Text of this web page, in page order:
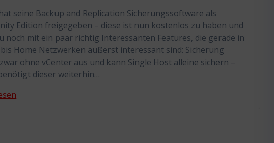
seine Backup and Replication Sicherungssoftware als
Edition freigegeben – diese ist nun kostenlos zu haben und
noch mit ein paar richtig Interessanten Features, die gerade in
Home Netzwerken äußerst interessant sind: Sicherung
ohne vCenter aus und kann Single Host alleine sichern –
dieser weiterhin…